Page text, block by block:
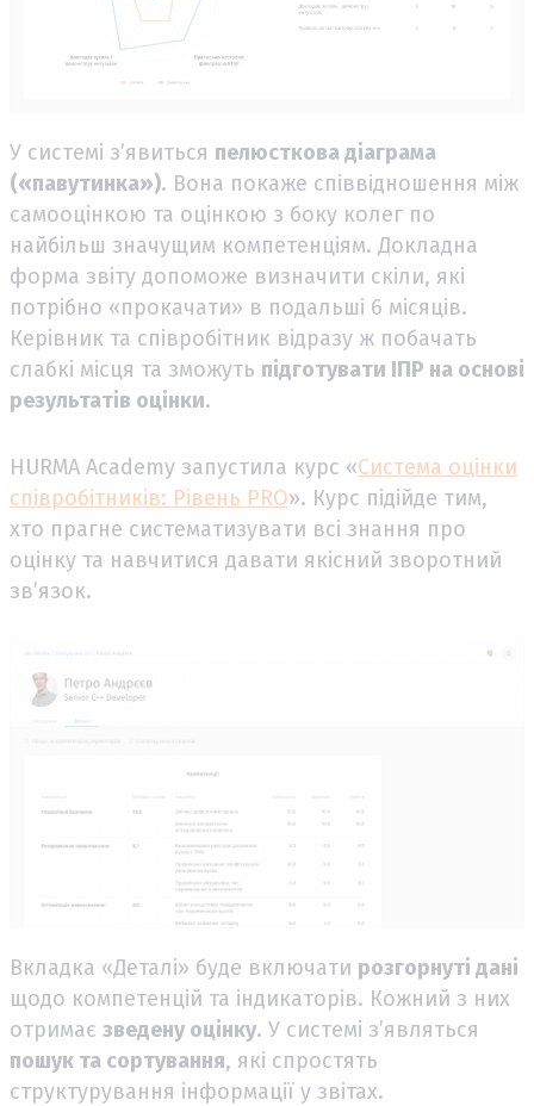
У системі з’явиться пелюсткова діаграма
(«павутинка»). Вона покаже співвідношення між
самооцінкою та оцінкою з боку колег по
найбільш значущим компетенціям. Докладна
форма звіту допоможе визначити скіли, які
потрібно «прокачати» в подальші 6 місяців.
Керівник та співробітник відразу ж побачать
слабкі місця та зможуть підготувати ІПР на основі
результатів оцінки.
HURMA Academy запустила курс «Система оцінки
співробітників: Рівень PRO». Курс підійде тим,
хто прагне систематизувати всі знання про
оцінку та навчитися давати якісний зворотний
зв’язок.
Вкладка «Деталі» буде включати розгорнуті дані
щодо компетенцій та індикаторів. Кожний з них
отримає зведену оцінку. У системі з’являться
пошук та сортування, які спростять
структурування інформації у звітах.